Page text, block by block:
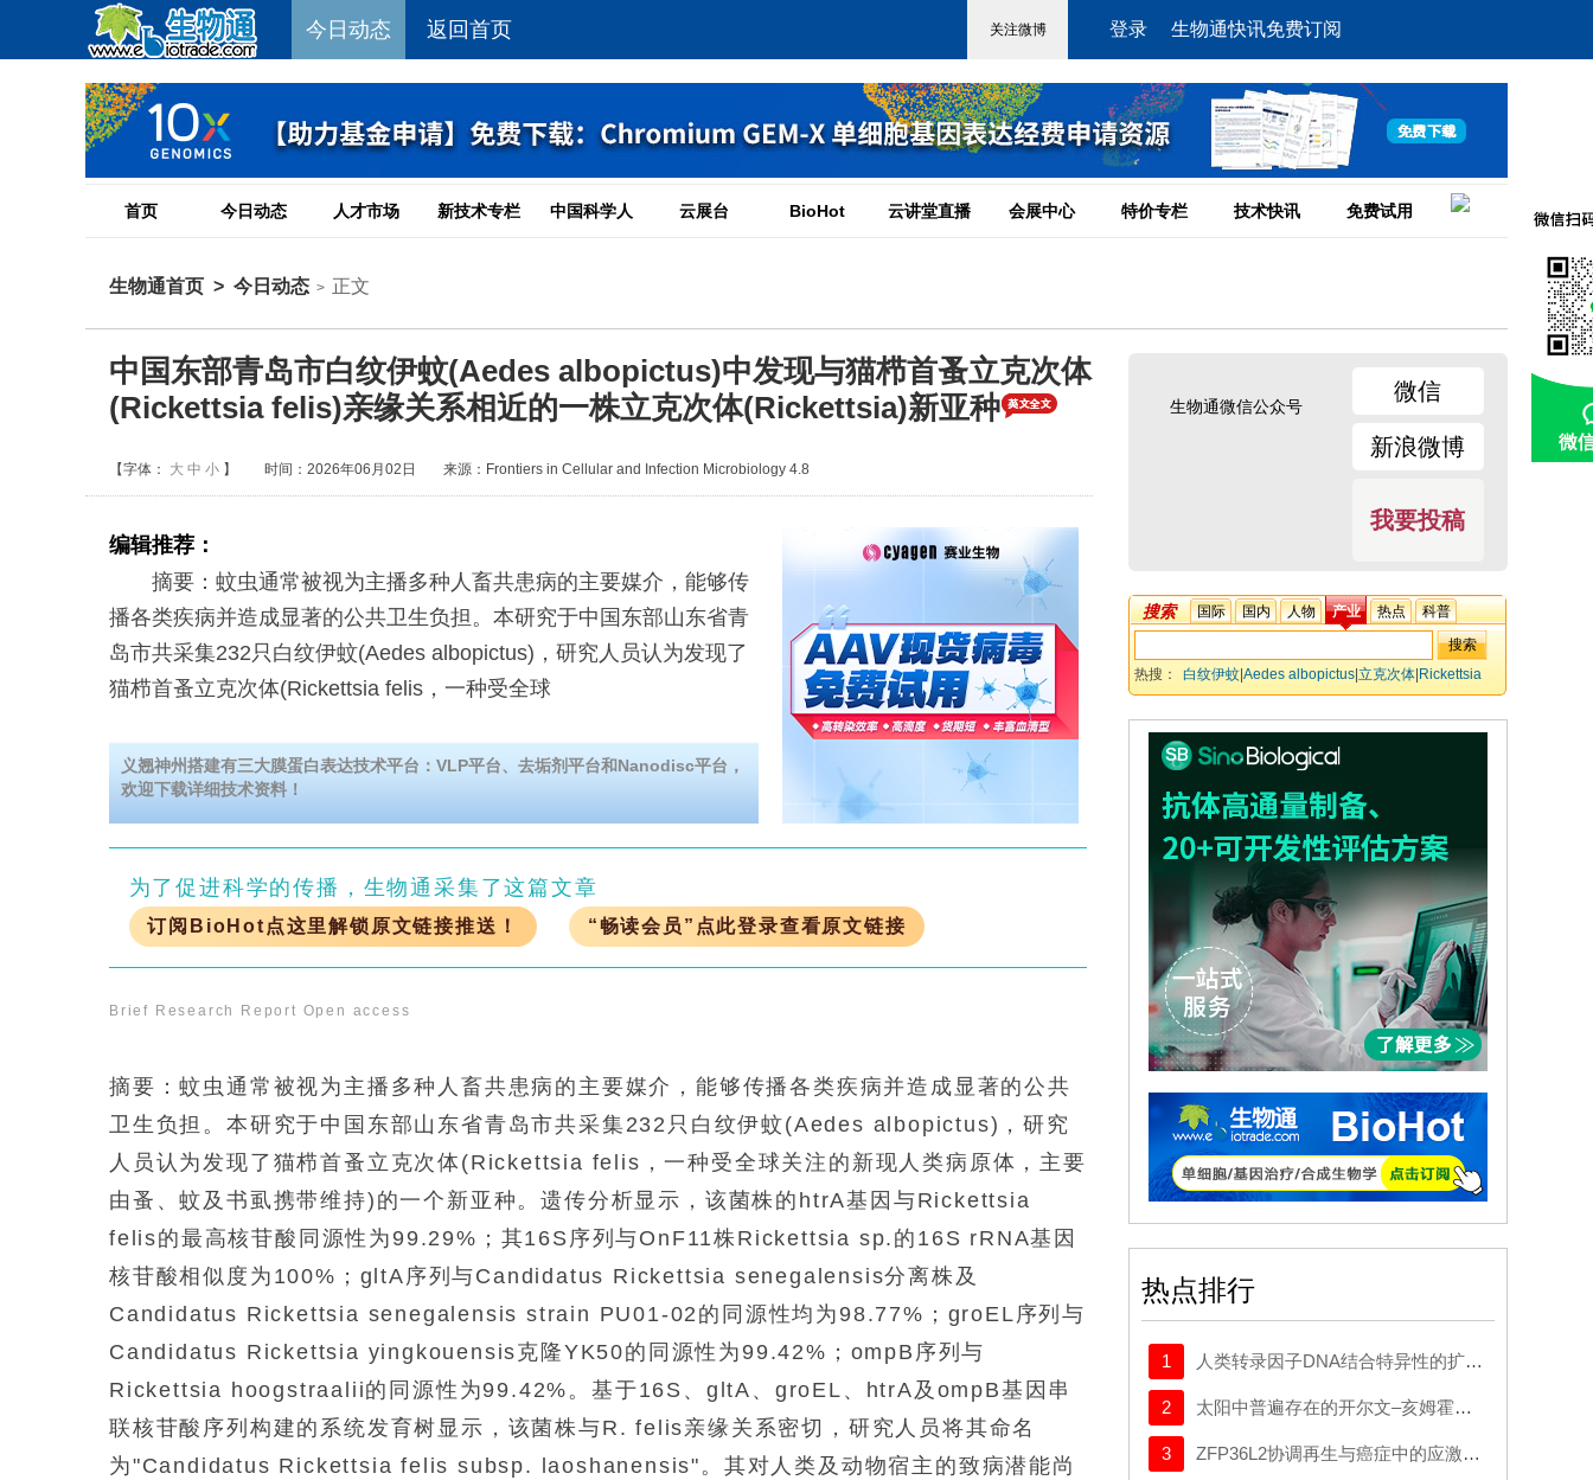
今日动态 返回首页 登录 生物通快讯免费订阅
首页 今日动态 人才市场 新技术专栏 中国科学人 云展台 BioHot 云讲堂直播 会展中心 特价专栏 技术快讯 免费试用
生物通首页 > 今日动态 > 正文
中国东部青岛市白纹伊蚊(Aedes albopictus)中发现与猫栉首蚤立克次体
(Rickettsia felis)亲缘关系相近的一株立克次体(Rickettsia)新亚种
【字体： 大 中 小 】 时间：2026年06月02日 来源：Frontiers in Cellular and Infection Microbiology 4.8
编辑推荐：
摘要：蚊虫通常被视为主播多种人畜共患病的主要媒介，能够传
播各类疾病并造成显著的公共卫生负担。本研究于中国东部山东省青
岛市共采集232只白纹伊蚊(Aedes albopictus)，研究人员认为发现了
猫栉首蚤立克次体(Rickettsia felis，一种受全球
义翘神州搭建有三大膜蛋白表达技术平台：VLP平台、去垢剂平台和Nanodisc平台，
欢迎下载详细技术资料！
为了促进科学的传播，生物通采集了这篇文章
订阅BioHot点这里解锁原文链接推送！ “畅读会员”点此登录查看原文链接
Brief Research Report Open access
摘要：蚊虫通常被视为主播多种人畜共患病的主要媒介，能够传播各类疾病并造成显著的公共
卫生负担。本研究于中国东部山东省青岛市共采集232只白纹伊蚊(Aedes albopictus)，研究
人员认为发现了猫栉首蚤立克次体(Rickettsia felis，一种受全球关注的新现人类病原体，主要
由蚤、蚊及书虱携带维持)的一个新亚种。遗传分析显示，该菌株的htrA基因与Rickettsia
felis的最高核苷酸同源性为99.29%；其16S序列与OnF11株Rickettsia sp.的16S rRNA基因
核苷酸相似度为100%；gltA序列与Candidatus Rickettsia senegalensis分离株及
Candidatus Rickettsia senegalensis strain PU01-02的同源性均为98.77%；groEL序列与
Candidatus Rickettsia yingkouensis克隆YK50的同源性为99.42%；ompB序列与
Rickettsia hoogstraalii的同源性为99.42%。基于16S、gltA、groEL、htrA及ompB基因串
联核苷酸序列构建的系统发育树显示，该菌株与R. felis亲缘关系密切，研究人员将其命名
为"Candidatus Rickettsia felis subsp. laoshanensis"。其对人类及动物宿主的致病潜能尚
生物通微信公众号
微信
新浪微博
我要投稿
搜索 国际 国内 人物 产业 热点 科普
热搜： 白纹伊蚊 Aedes albopictus 立克次体 Rickettsia
laoshanensis
热点排行
1 人类转录因子DNA结合特异性的扩展密码本
2 太阳中普遍存在的开尔文–亥姆霍兹不稳定性驱动等离子体混合
3 ZFP36L2协调再生与癌症中的应激适应性可塑性